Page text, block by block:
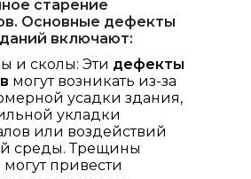
старение
Основные дефекты
включают:
и сколы: Эти дефекты
могут возникать из-за
усадки здания,
укладки
или воздействий
среды. Трещины
привести